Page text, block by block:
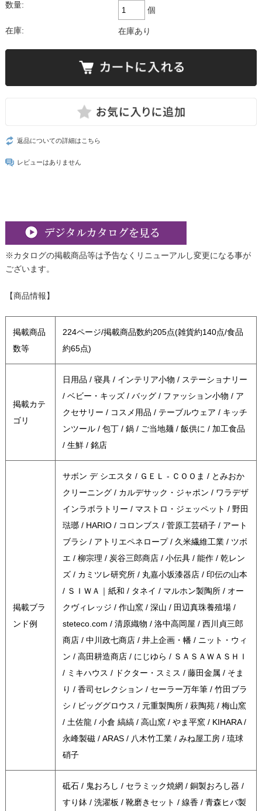
数量:
個
在庫: 在庫あり
返品についての詳細はこちら
レビューはありません
※カタログの掲載商品等は予告なくリニューアルし変更になる事が
ございます。
【商品情報】
掲載商品
数等
224ページ/掲載商品数約205点(雑貨約140点/食品
約65点)
掲載カテ
ゴリ
日用品 / 寝具 / インテリア小物 / ステーショナリー
/ ベビー・キッズ / バッグ / ファッション小物 / ア
クセサリー / コスメ用品 / テーブルウェア / キッチ
ンツール / 包丁 / 鍋 / ご当地麺 / 飯供に / 加工食品
/ 生鮮 / 銘店
掲載ブラ
ンド例
サボン デ シエスタ / ＧＥＬ - ＣＯＯま / とみおか
クリーニング / カルデサック・ジャポン / ワラデザ
インラボラトリー / マストロ・ジェッペット / 野田
琺瑯 / HARIO / コロンブス / 菅原工芸硝子 / アート
ブラシ / アトリエペネロープ / 久米繊維工業 / ツボ
エ / 柳宗理 / 炭谷三郎商店 / 小伝具 / 能作 / 乾レン
ズ / カミツレ研究所 / 丸嘉小坂漆器店 / 印伝の山本
/ ＳＩＷＡ｜紙和 / タネイ / マルホン製陶所 / オー
クヴィレッジ / 作山窯 / 深山 / 田辺真珠養殖場 /
steteco.com / 清原織物 / 洛中高岡屋 / 西川貞三郎
商店 / 中川政七商店 / 井上企画・幡 / ニット・ウィ
ン / 高田耕造商店 / にじゆら / ＳＡＳＡＷＡＳＨＩ
/ ミキハウス / ドクター・スミス / 藤田金属 / そま
り / 香司セレクション / セーラー万年筆 / 竹田ブラ
シ / ビッググロウス / 元重製陶所 / 萩陶苑 / 梅山窯
/ 土佐龍 / 小倉 縞縞 / 高山窯 / やま平窯 / KIHARA /
永峰製磁 / ARAS / 八木竹工業 / みね屋工房 / 琉球
硝子
砥石 / 鬼おろし / セラミック焼網 / 銅製おろし器 /
すり鉢 / 洗濯板 / 靴磨きセット / 線香 / 青森ヒバ製